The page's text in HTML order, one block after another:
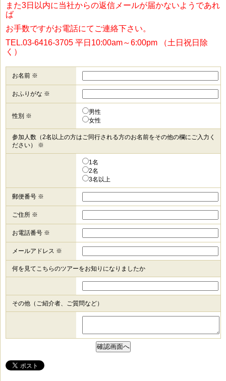
また3日以内に当社からの返信メールが届かないようであれ
ば
お手数ですがお電話にてご連絡下さい。
TEL.03-6416-3705 平日10:00am～6:00pm （土日祝日除
く）
お名前 ※
おふりがな ※
性別 ※
男性
女性
参加人数（2名以上の方はご同行される方のお名前をその他の欄にご入力く
ださい） ※
1名
2名
3名以上
郵便番号 ※
ご住所 ※
お電話番号 ※
メールアドレス ※
何を見てこちらのツアーをお知りになりましたか
その他（ご紹介者、ご質問など）